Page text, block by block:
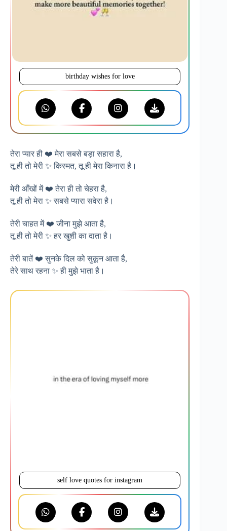
birthday wishes for love
तेरा प्यार ही ❤️ मेरा सबसे बड़ा सहारा है,
तू ही तो मेरी ✨ किस्मत, तू ही मेरा किनारा है।
मेरी आँखों में ❤️ तेरा ही तो चेहरा है,
तू ही तो मेरा ✨ सबसे प्यारा सवेरा है।
तेरी चाहत में ❤️ जीना मुझे आता है,
तू ही तो मेरी ✨ हर खुशी का दाता है।
तेरी बातें ❤️ सुनके दिल को सुकून आता है,
तेरे साथ रहना ✨ ही मुझे भाता है।
self love quotes for instagram